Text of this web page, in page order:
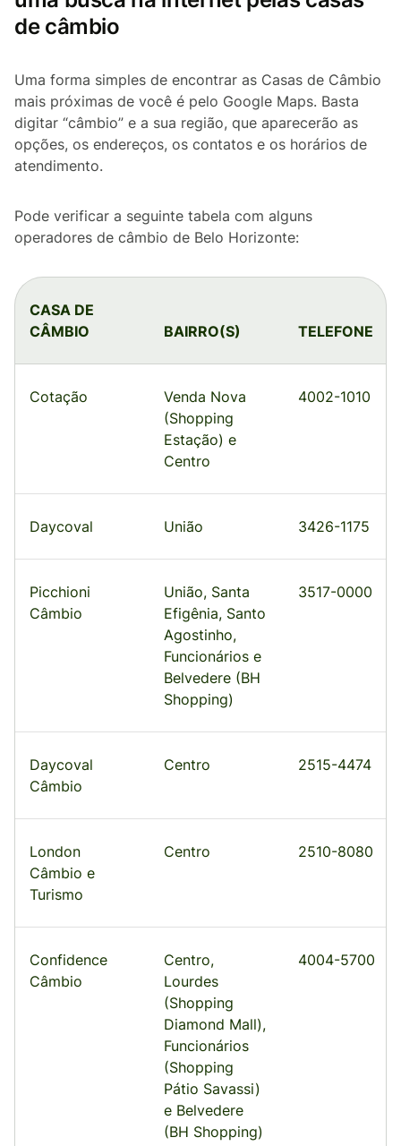
de câmbio
Uma forma simples de encontrar as Casas de Câmbio
mais próximas de você é pelo Google Maps. Basta
digitar “câmbio” e a sua região, que aparecerão as
opções, os endereços, os contatos e os horários de
atendimento.
Pode verificar a seguinte tabela com alguns
operadores de câmbio de Belo Horizonte:
CASA DE
CÂMBIO
BAIRRO(S) TELEFONE
Cotação
Venda Nova
(Shopping
Estação) e
Centro
4002-1010
Daycoval União 3426-1175
Picchioni
Câmbio
União, Santa
Efigênia, Santo
Agostinho,
Funcionários e
Belvedere (BH
Shopping)
3517-0000
Daycoval
Câmbio
Centro 2515-4474
London
Câmbio e
Turismo
Centro 2510-8080
Confidence
Câmbio
Centro,
Lourdes
(Shopping
Diamond Mall),
Funcionários
(Shopping
Pátio Savassi)
e Belvedere
(BH Shopping)
4004-5700